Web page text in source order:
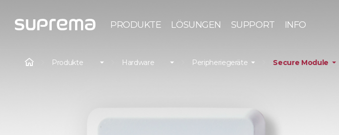
PRODUKTE LÖSUNGEN SUPPORT INFO
Produkte Hardware Peripheriegeräte Secure Module